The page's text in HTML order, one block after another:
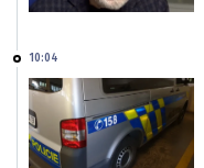
10:04